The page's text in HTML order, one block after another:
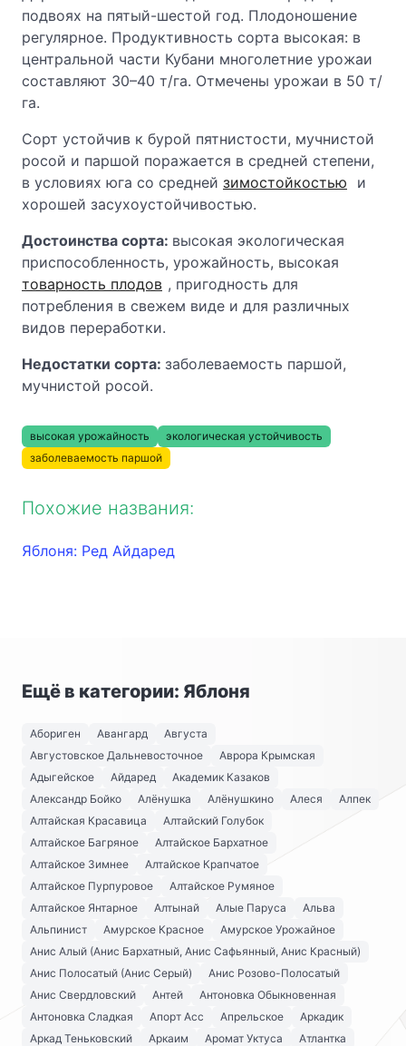
подвоях на пятый-шестой год. Плодоношение
регулярное. Продуктивность сорта высокая: в
центральной части Кубани многолетние урожаи
составляют 30–40 т/га. Отмечены урожаи в 50 т/
га.
Сорт устойчив к бурой пятнистости, мучнистой
росой и паршой поражается в средней степени,
в условиях юга со средней зимостойкостью
и
хорошей засухоустойчивостью.
Достоинства сорта: высокая экологическая
приспособленность, урожайность, высокая
товарность плодов , пригодность для
потребления в свежем виде и для различных
видов переработки.
Недостатки сорта: заболеваемость паршой,
мучнистой росой.
высокая урожайность
экологическая устойчивость
заболеваемость паршой
Похожие названия:
Яблоня: Ред Айдаред
Ещё в категории: Яблоня
Абориген Авангард
Августа
Августовское Дальневосточное
Аврора Крымская
Адыгейское
Айдаред
Академик Казаков
Александр Бойко
Алёнушка Алёнушкино Алеся
Алпек
Алтайская Красавица
Алтайский Голубок
Алтайское Багряное
Алтайское Бархатное
Алтайское Зимнее
Алтайское Крапчатое
Алтайское Пурпуровое
Алтайское Румяное
Алтайское Янтарное
Алтынай Алые Паруса
Альва
Альпинист
Амурское Красное
Амурское Урожайное
Анис Алый (Анис Бархатный, Анис Сафьянный, Анис Красный)
Анис Полосатый (Анис Серый)
Анис Розово-Полосатый
Анис Свердловский
Антей
Антоновка Обыкновенная
Антоновка Сладкая
Апорт Асс Апрельское
Аркадик
Аркад Теньковский
Аркаим Аромат Уктуса
Атлантка